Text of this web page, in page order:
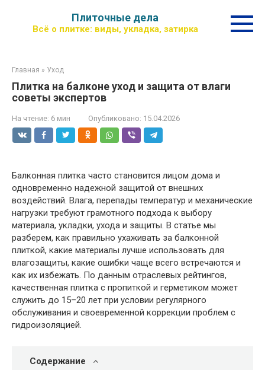
контенту
Плиточные дела
Всё о плитке: виды, укладка, затирка
Главная » Уход
Плитка на балконе уход и защита от влаги
советы экспертов
На чтение: 6 мин Опубликовано: 15.04.2026
Балконная плитка часто становится лицом дома и
одновременно надежной защитой от внешних
воздействий. Влага, перепады температур и механические
нагрузки требуют грамотного подхода к выбору
материала, укладки, ухода и защиты. В статье мы
разберем, как правильно ухаживать за балконной
плиткой, какие материалы лучше использовать для
влагозащиты, какие ошибки чаще всего встречаются и
как их избежать. По данным отраслевых рейтингов,
качественная плитка с пропиткой и герметиком может
служить до 15–20 лет при условии регулярного
обслуживания и своевременной коррекции проблем с
гидроизоляцией.
Содержание